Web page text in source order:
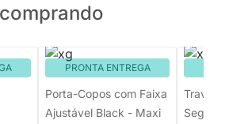
comprando
PRONTA ENTREGA
Porta-Copos com Faixa
Ajustável Black - Maxi
Trava